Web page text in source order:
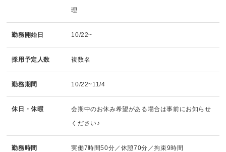
理
勤務開始日 10/22~
採用予定人数 複数名
勤務期間 10/22~11/4
休日・休暇
会期中のお休み希望がある場合は事前にお知らせ
ください♪
勤務時間 実働7時間50分／休憩70分／拘束9時間